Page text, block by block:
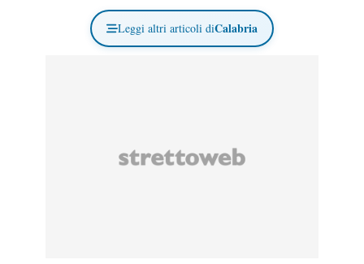
Leggi altri articoli diCalabria